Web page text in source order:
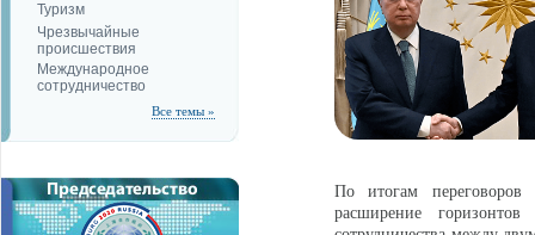
Туризм
Чрезвычайные
происшествия
Международное
сотрудничество
Все темы »
По итогам переговоров
расширение горизонтов